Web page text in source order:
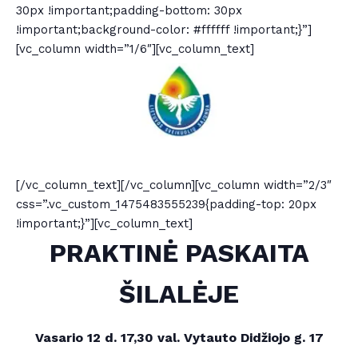
30px !important;padding-bottom: 30px
!important;background-color: #ffffff !important;}”]
[vc_column width=”1/6″][vc_column_text]
[/vc_column_text][/vc_column][vc_column width=”2/3″
css=”.vc_custom_1475483555239{padding-top: 20px
!important;}”][vc_column_text]
PRAKTINĖ PASKAITA
ŠILALĖJE
Vasario 12 d. 17,30 val. Vytauto Didžiojo g. 17